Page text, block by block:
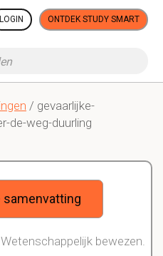
LOGIN ONTDEK STUDY SMART
/ gevaarlijke-
de-weg-duurling
samenvatting
bewezen.